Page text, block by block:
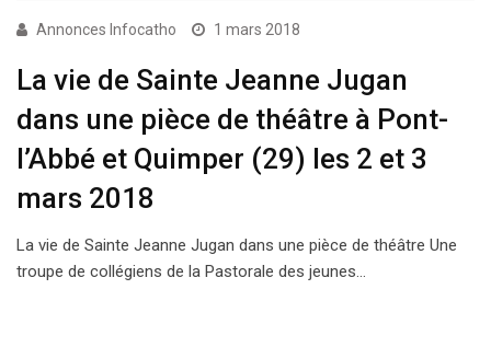
Annonces Infocatho 1 mars 2018
La vie de Sainte Jeanne Jugan
dans une pièce de théâtre à Pont-
l’Abbé et Quimper (29) les 2 et 3
mars 2018
La vie de Sainte Jeanne Jugan dans une pièce de théâtre Une
troupe de collégiens de la Pastorale des jeunes…